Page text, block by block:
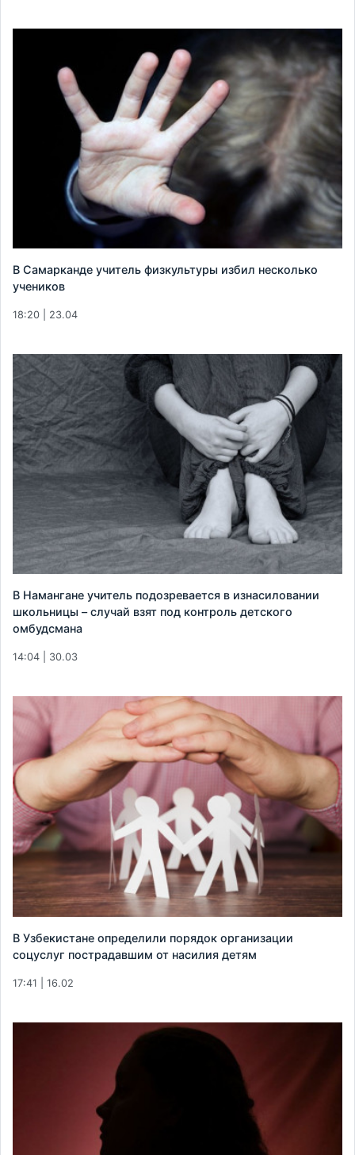
В Самарканде учитель физкультуры избил несколько
учеников
18:20 | 23.04
В Намангане учитель подозревается в изнасиловании
школьницы – случай взят под контроль детского
омбудсмана
14:04 | 30.03
В Узбекистане определили порядок организации
соцуслуг пострадавшим от насилия детям
17:41 | 16.02